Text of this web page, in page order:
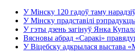
У Мінску 120 гадоў таму
У Мінску прадставілі
У гэты дзень загінуў Янка
Вясновы абрад «Саракі»
У Віцебску адкрылася выстава